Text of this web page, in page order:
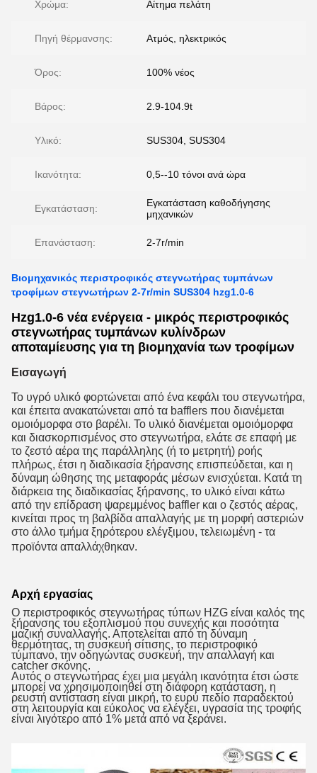
Χρώμα: Αίτημα πελάτη
Πηγή θέρμανσης: Ατμός, ηλεκτρικός
Όρος: 100% νέος
Βάρος: 2.9-104.9t
Υλικό: SUS304, SUS304
Ικανότητα: 0,5--10 τόνοι ανά ώρα
Εγκατάσταση:
Εγκατάσταση καθοδήγησης
μηχανικών
Επανάσταση: 2-7r/min
Βιομηχανικός περιστροφικός στεγνωτήρας τυμπάνων
τροφίμων στεγνωτήρων 2-7r/min SUS304 hzg1.0-6
Hzg1.0-6 νέα ενέργεια - μικρός περιστροφικός
στεγνωτήρας τυμπάνων κυλίνδρων
αποταμίευσης για τη βιομηχανία των τροφίμων
Εισαγωγή
Το υγρό υλικό φορτώνεται από ένα κεφάλι του στεγνωτήρα,
και έπειτα ανακατώνεται από τα bafflers που διανέμεται
ομοιόμορφα στο βαρέλι. Το υλικό διανέμεται ομοιόμορφα
και διασκορπισμένος στο στεγνωτήρα, ελάτε σε επαφή με
το ζεστό αέρα της παράλληλης (ή το μετρητή) ροής
πλήρως, έτσι η διαδικασία ξήρανσης επισπεύδεται, και η
δύναμη ώθησης της μεταφοράς μέσων ενισχύεται. Κατά τη
διάρκεια της διαδικασίας ξήρανσης, το υλικό είναι κάτω
από την επίδραση ψαρεμμένος baffler και ο ζεστός αέρας,
κινείται προς τη βαλβίδα απαλλαγής με τη μορφή αστεριών
στο άλλο τμήμα ξηρότερου ελέγξιμου, τελειωμένη - τα
προϊόντα απαλλάχθηκαν.
Αρχή εργασίας
Ο περιστροφικός στεγνωτήρας τύπων HZG είναι καλός της
ξήρανσης του εξοπλισμού που συνεχής και ποσότητα
μαζική συναλλαγής. Αποτελείται από τη δύναμη
θερμότητας, τη συσκευή σίτισης, το περιστροφικό
τύμπανο, την οδηγώντας συσκευή, την απαλλαγή και
catcher σκόνης.
Αυτός ο στεγνωτήρας έχει μια μεγάλη ικανότητα έτσι ώστε
μπορεί να χρησιμοποιηθεί στη διάφορη κατάσταση, η
ρευστή αντίσταση είναι μικρή, το ευρύ πεδίο παραδεκτού
στη λειτουργία και εύκολος να ελέγξει, υγρασία της τροφής
είναι λιγότερο από 1% μετά από να ξεράνει.